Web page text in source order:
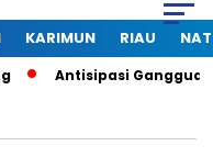
KARIMUN RIAU
Gangguan